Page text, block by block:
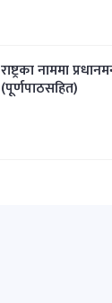
राष्ट्रका नाममा
(पूर्णपाठसहित)